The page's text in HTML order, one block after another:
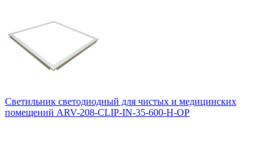
Светильник светодиодный для чистых и медицинских
помещений ARV-208-CLIP-IN-35-600-H-OP